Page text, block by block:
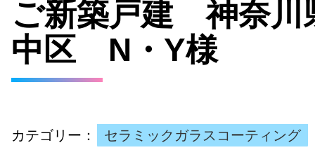
ご新築戸建 神奈川
中区 N・Y様
カテゴリー： セラミックガラスコーティング